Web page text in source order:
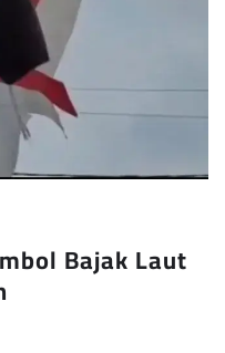
Bajak Laut